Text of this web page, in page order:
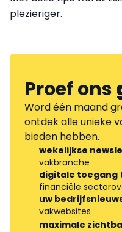
plezieriger.
Proef ons
Word één maand
ontdek alle unieke
bieden hebben.
wekelijkse
vakbranche
digitale toegang
financiële
uw
vakwebsites
maximale